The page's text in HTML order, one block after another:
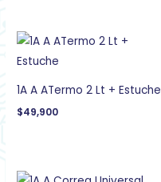
1A A ATermo 2 Lt + Estuche
$49,900